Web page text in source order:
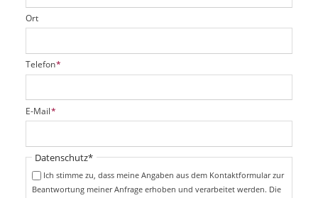
Ort
P
f
i
c
t
f
Telefon*
P
f
i
E-Mail*
Pflichtfeld
Datenschutz*
Ich stimme zu, dass meine Angaben aus dem Kontaktformular zur
Beantwortung meiner Anfrage erhoben und verarbeitet werden. Die